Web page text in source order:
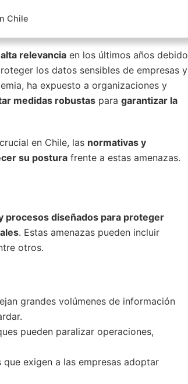
Chile
alta relevancia en los últimos años debido
los datos sensibles de empresas y
ha expuesto a organizaciones y
medidas robustas paragarantizar la
en Chile, las normativas y
su postura frente a estas amenazas.
procesos diseñados para proteger
. Estas amenazas pueden incluir
otros.
grandes volúmenes de información
pueden paralizar operaciones,
exigen a las empresas adoptar